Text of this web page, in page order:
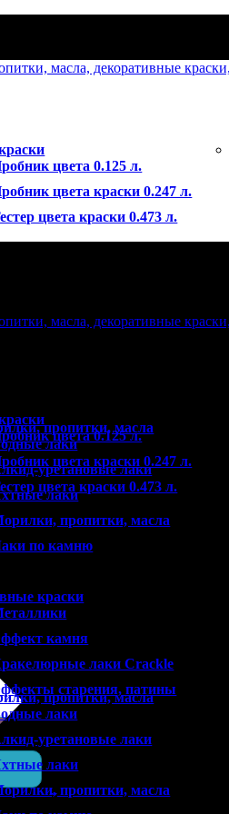
цвета 0.125 л.
цвета краски 0.247 л.
цвета краски 0.473 л.
пропитки, масла
лаки
уретановые лаки
лаки
пропитки, масла
по камню
краски
камня
лаки Crackle
старения, патины
инструмент
цвета 0.125 л.
цвета краски 0.247 л.
цвета краски 0.473 л.
пропитки, масла
лаки
уретановые лаки
лаки
пропитки, масла